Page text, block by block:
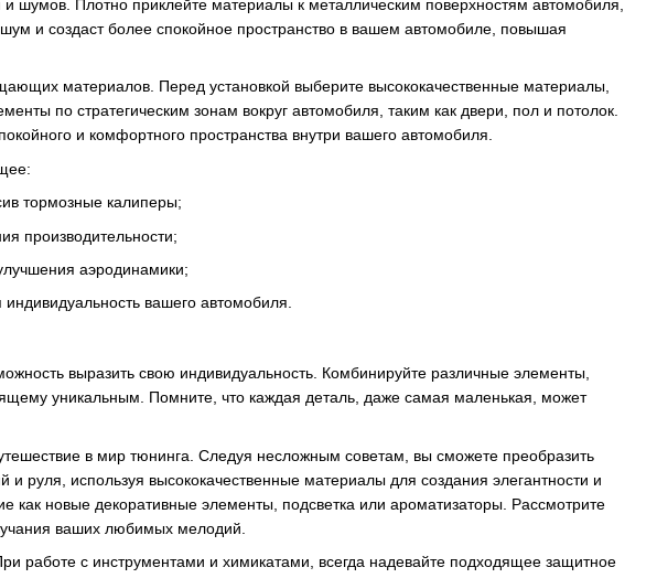
шумов. Плотно приклейте материалы к металлическим поверхностям автомобиля,
и создаст более спокойное пространство в вашем автомобиле, повышая
материалов. Перед установкой выберите высококачественные материалы,
по стратегическим зонам вокруг автомобиля, таким как двери, пол и потолок.
и комфортного пространства внутри вашего автомобиля.
тормозные калиперы;
производительности;
аэродинамики;
вашего автомобиля.
выразить свою индивидуальность. Комбинируйте различные элементы,
уникальным. Помните, что каждая деталь, даже самая маленькая, может
в мир тюнинга. Следуя несложным советам, вы сможете преобразить
руля, используя высококачественные материалы для создания элегантности и
как новые декоративные элементы, подсветка или ароматизаторы. Рассмотрите
ваших любимых мелодий.
работе с инструментами и химикатами, всегда надевайте подходящее защитное